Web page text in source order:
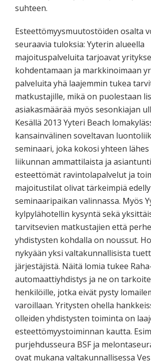
suhteen.
Esteettömyysmuutostöiden osalta
seuraavia tuloksia: Yyterin alueella
majoituspalveluita tarjoavat
kohdentamaan ja markkinoimaan
palveluita yhä laajemmin tukea
matkustajille, mikä on puolestaan
asiakasmäärää myös sesonkiajan
Kesällä 2013 Yyteri Beach
kansainvälinen soveltavan
seminaari, joka kokosi yhteen lähes
liikunnan ammattilaista ja
esteettömät ravintolapalvelut ja
majoitustilat olivat tärkeimpiä
seminaaripaikan valinnassa. Myös
kylpylähotellin kysyntä sekä
tarvitsevien matkustajien että
yhdistysten kohdalla on noussut.
nykyään yksi valtakunnallisista
järjestäjistä. Näitä lomia tukee
automaattiyhdistys ja ne on
henkilöille, jotka eivät pysty
varoillaan. Yritysten ohella
olleiden yhdistysten toiminta on
esteettömyystoiminnan kautta.
purjehdusseura BSF ja
ovat mukana valtakunnallisessa